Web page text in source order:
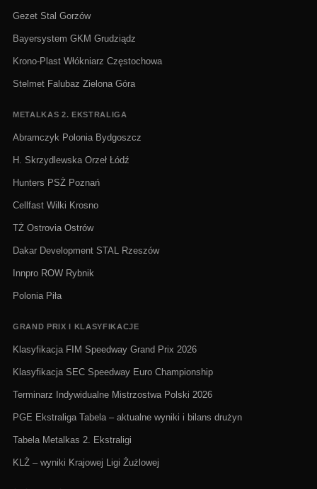
Gezet Stal Gorzów
Bayersystem GKM Grudziądz
Krono-Plast Włókniarz Częstochowa
Stelmet Falubaz Zielona Góra
METALKAS 2. EKSTRALIGA
Abramczyk Polonia Bydgoszcz
H. Skrzydlewska Orzeł Łódź
Hunters PSŻ Poznań
Cellfast Wilki Krosno
TŻ Ostrovia Ostrów
Dakar Development STAL Rzeszów
Innpro ROW Rybnik
Polonia Piła
GRAND PRIX I KLASYFIKACJE
Klasyfikacja FIM Speedway Grand Prix 2026
Klasyfikacja SEC Speedway Euro Championship
Terminarz Indywidualne Mistrzostwa Polski 2026
PGE Ekstraliga Tabela – aktualne wyniki i bilans drużyn
Tabela Metalkas 2. Ekstraligi
KLŻ – wyniki Krajowej Ligi Żużlowej